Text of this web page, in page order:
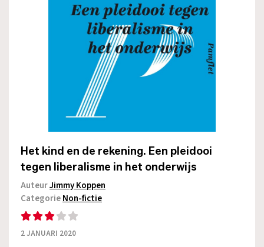
Het kind en de rekening. Een pleidooi
tegen liberalisme in het onderwijs
AuteurJimmy Koppen
CategorieNon-fictie
2 JANUARI 2020